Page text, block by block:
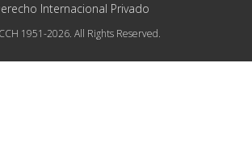
Internacional Privado
1951-2026. All Rights Reserved.